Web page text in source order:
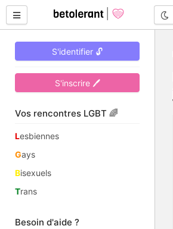
S'identifier 🔓
S'inscrire 🖊
Vos rencontres LGBT 🌈
Lesbiennes
Gays
Bisexuels
Trans
Besoin d'aide ?